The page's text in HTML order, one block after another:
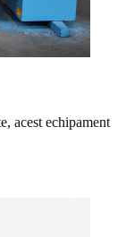
acest echipament